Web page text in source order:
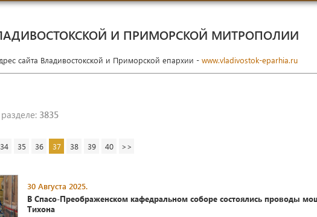
И ПРИМОРСКОЙ МИТРОПОЛИИ
сайта Владивостокской и Приморской епархии - www.vladivostok-eparhia.ru
3835
34 35 36 37 38 39 40 >>
30 Августа 2025.
В Спасо-Преображенском кафедральном соборе состоялись проводы
Тихона